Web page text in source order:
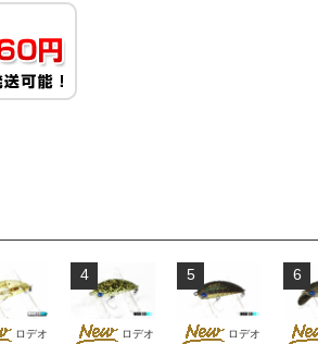
ロデオ
4
ロデオ
5
ロデオ
6